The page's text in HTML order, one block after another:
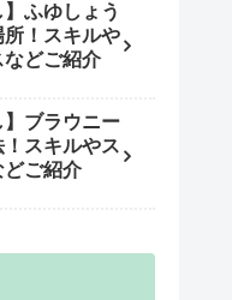
】ふゆしょう
所！スキルや
などご紹介
】ブラウニー
スキルやス
どご紹介